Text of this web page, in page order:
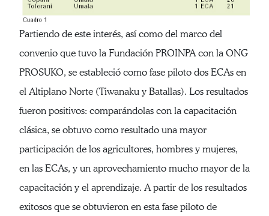
Partiendo de este interés, así como del marco del
convenio que tuvo la Fundación PROINPA con la ONG
PROSUKO, se estableció como fase piloto dos ECAs en
el Altiplano Norte (Tiwanaku y Batallas). Los resultados
fueron positivos: comparándolas con la capacitación
clásica, se obtuvo como resultado una mayor
participación de los agricultores, hombres y mujeres,
en las ECAs, y un aprovechamiento mucho mayor de la
capacitación y el aprendizaje. A partir de los resultados
exitosos que se obtuvieron en esta fase piloto de